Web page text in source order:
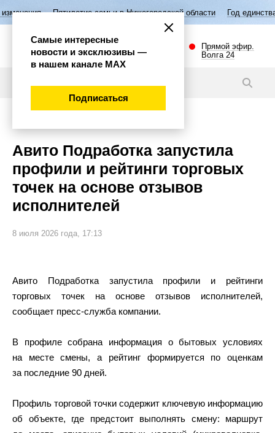
Пятилетие семьи в Нижегородской области Год единства народов
Прямой эфир.
Волга 24
Авито Подработка запустила
профили и рейтинги торговых
точек на основе отзывов
исполнителей
8 июля 2026 года, 17:13
Авито Подработка запустила профили и рейтинги
торговых точек на основе отзывов исполнителей,
сообщает пресс-служба компании.
В профиле собрана информация о бытовых условиях
на месте смены, а рейтинг формируется по оценкам
за последние 90 дней.
Профиль торговой точки содержит ключевую информацию
об объекте, где предстоит выполнять смену: маршрут
Самые интересные
новости и эксклюзивы —
в нашем канале МАХ
Подписаться